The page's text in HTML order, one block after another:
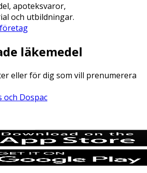
apoteksvaror,
och utbildningar.
läkemedel
eller för dig som vill prenumerera
och Dospac